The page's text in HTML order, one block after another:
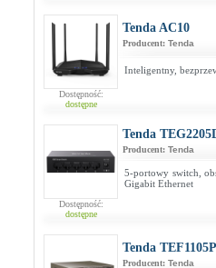
Dostępność:
dostępne
Tenda AC10
Producent: Tenda
Inteligentny,
Dostępność:
dostępne
Tenda
Producent: Tenda
5-portowy switch,
Gigabit Ethernet
Tenda
Producent: Tenda